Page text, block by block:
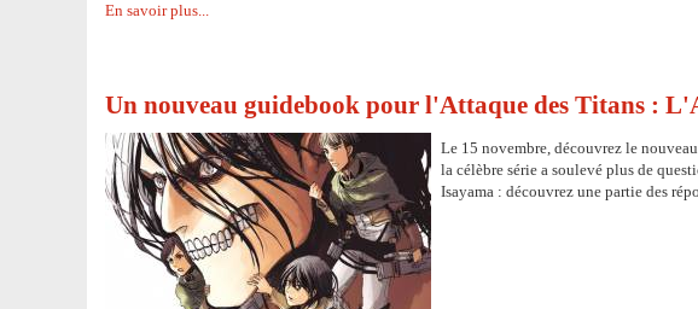
En savoir plus...
Un nouveau guidebook pour l'Attaque des Titans :
Le 15 novembre, découvrez le
la célèbre série a soulevé plus de
Isayama : découvrez une partie des